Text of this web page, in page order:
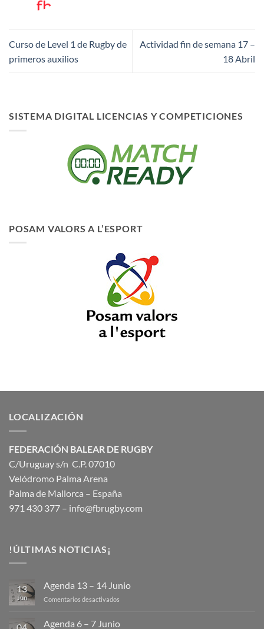
Curso de Level 1 de Rugby de
primeros auxilios
Actividad fin de semana 17 –
18 Abril
SISTEMA DIGITAL LICENCIAS Y COMPETICIONES
POSAM VALORS A L’ESPORT
LOCALIZACIÓN
FEDERACIÓN BALEAR DE RUGBY
C/Uruguay s/n C.P. 07010
Velódromo Palma Arena
Palma de Mallorca – España
971 430 377 – info@fbrugby.com
!ÚLTIMAS NOTICIAS¡
13
Jun
Agenda 13 – 14 Junio
Comentarios desactivados
Agenda 6 – 7 Junio